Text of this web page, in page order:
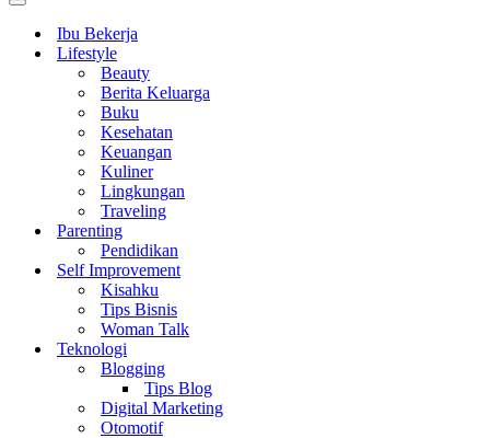
Menu
NavigasiIbu Bekerja
Lifestyle
Beauty
Berita Keluarga
Buku
Kesehatan
Keuangan
Kuliner
Lingkungan
Traveling
Parenting
Pendidikan
Self Improvement
Kisahku
Tips Bisnis
Woman Talk
Teknologi
Blogging
Tips Blog
Digital Marketing
Otomotif